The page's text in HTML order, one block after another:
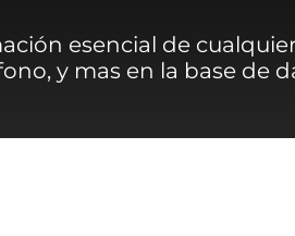
esencial de
y mas en la base de